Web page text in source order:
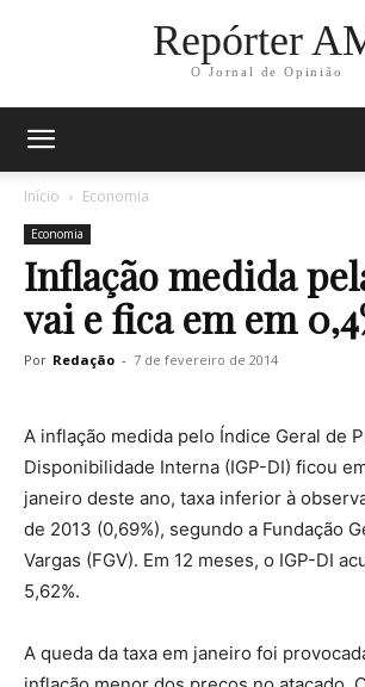
Repórter
O Jornal de Opinião
Início Economia
Economia
Inflação medida
vai e fica em em
Por Redação - 7 de fevereiro de 2014
A inflação medida pelo Índice Geral de
Disponibilidade Interna (IGP-DI) ficou
janeiro deste ano, taxa inferior à
de 2013 (0,69%), segundo a Fundação
Vargas (FGV). Em 12 meses, o IGP-DI
5,62%.
A queda da taxa em janeiro foi